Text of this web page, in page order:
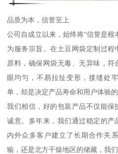
品质为本，信誉至上
公司自成立以来，始终将“信誉是
为服务宗旨。在土豆网袋定制过
原料，确保网袋无毒、无异味，
眼均匀，不易拉扯变形，接缝处
单，却是决定产品寿命和用户体验的
我们相信，好的包装产品不仅能
诚意。多年来，我们通过稳定的
内外众多客户建立了长期合作关
输，还是北方干燥地区的储藏，我